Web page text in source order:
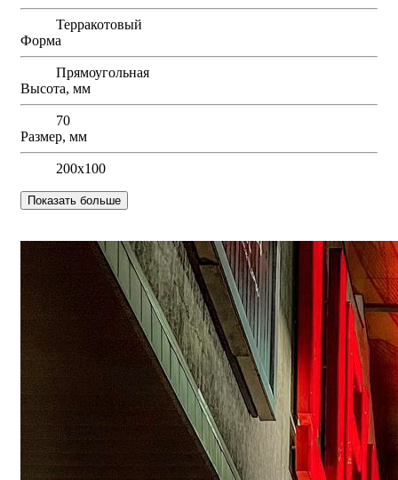
Терракотовый
Форма
Прямоугольная
Высота, мм
70
Размер, мм
200х100
Показать больше